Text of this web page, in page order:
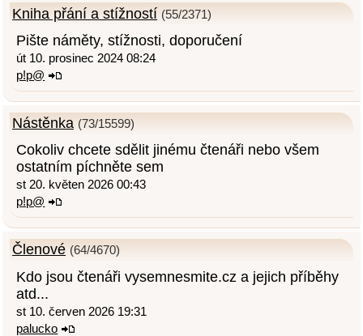
Kniha přání a stížností (55/2371)
Pište náměty, stížnosti, doporučení
út 10. prosinec 2024 08:24
p!p@
Nástěnka (73/15599)
Cokoliv chcete sdělit jinému čtenáři nebo všem
ostatním píchněte sem
st 20. květen 2026 00:43
p!p@
Členové (64/4670)
Kdo jsou čtenáři vysemnesmite.cz a jejich příběhy
atd...
st 10. červen 2026 19:31
palucko